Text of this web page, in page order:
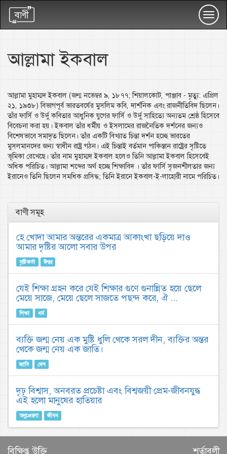
আল্লামা ইকবাল
আল্লামা মুহাম্মদ ইকবাল (জন্ম নভেম্বর ৯, ১৮৭৭; শিয়ালকোট, পাঞ্জাব - মৃত্যু: এপ্রিল
২১, ১৯৩৮) বিভাগপূর্ব ভারতবর্ষের মুসলিম কবি, দার্শনিক এবং রাজনীতিবিদ ছিলেন।
তাঁর ফার্সি ও উর্দু কবিতার আধুনিক যুগের ফার্সি ও উর্দু সাহিত্যে অন্যতম শ্রেষ্ঠ হিসেবে
বিবেচনা করা হয়। ইকবাল তাঁর ধর্মীয় ও ইসলামের রাজনৈতিক দর্শনের জন্যও
বিশেষভাবে সমাদৃত ছিলেন। তাঁর একটি বিখ্যাত চিন্তা দর্শন হচ্ছে ভারতের
মুসলমানদের জন্য স্বাধীন রাষ্ট্র গঠন। এই চিন্তাই বর্তমান পাকিস্তান রাষ্ট্রের সৃষ্টিতে
ভূমিকা রেখেছে। তাঁর নাম মুহাম্মদ ইকবাল হলেও তিনি আল্লামা ইকবাল হিসেবেই
অধিক পরিচিত। আল্লামা শব্দের অর্থ হচ্ছে শিক্ষাবিদ । তাঁর ফার্সি সৃজনশীলতার জন্য
ইরানেও তিনি ছিলেন সমধিক প্রসিদ্ধ; তিনি ইরানে ইকবাল-ই-লাহোরী নামে পরিচিত।
বাণী সমূহ
হে খোদা আমার অন্তরের একমাত্র আকাংখা ছড়িয়ে দাও
আমার দৃষ্টির আলো সবার উপর
সৃষ্টিকর্তা ঈশ্বর
যেই শিক্ষা গ্রহন করে যেই শিক্ষার গুণে গুনান্নিত হয়ে ছেলে
মেয়ে সাজে, মেয়ে ছেলে সাজতে পছন্দ করে, ঐ ...
শিক্ষা ধর্ম
ব্যক্তি জন্ম নেয় এক মুষ্টি ধুলি থেকে সরল দীন, ব্যক্তির অন্তর
থেকে জন্ম নেয় এক জাতি।
জাতি দেশ
দৃঢ় বিশ্বাস, অনবরত প্রচেষ্টা এবং বিশ্বজয়ী প্রেম-জীবনযুদ্ধ
এই হলো মানুষের হাতিয়ার
অনুপ্রেরণা জীবন
বিক্ষিপ্ত উক্তি শর্তাবলী